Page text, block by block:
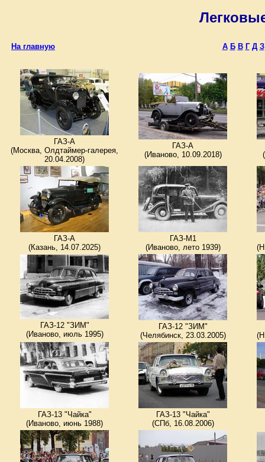
ГАЗ-А
(Москва, Олдтаймер-галерея,
20.04.2008)
ГАЗ-А
(Иваново, 10.09.2018)
ГАЗ-А
(Казань, 14.07.2025)
ГАЗ-М1
(Иваново, лето 1939)
ГАЗ-12 "ЗИМ"
(Иваново, июль 1995)
ГАЗ-12 "ЗИМ"
(Челябинск, 23.03.2005)
ГАЗ-13 "Чайка"
(Иваново, июнь 1988)
ГАЗ-13 "Чайка"
(СПб, 16.08.2006)